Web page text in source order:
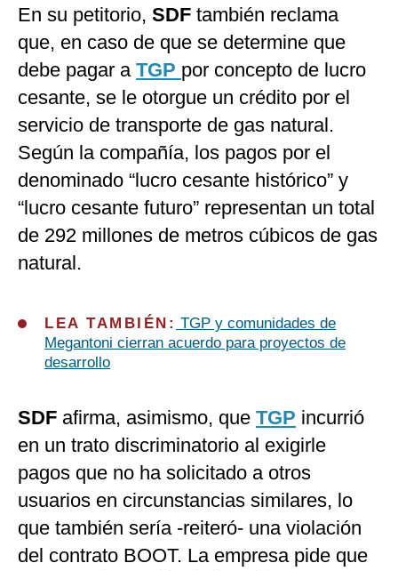
En su petitorio, SDF también reclama
que, en caso de que se determine que
debe pagar a TGP por concepto de lucro
cesante, se le otorgue un crédito por el
servicio de transporte de gas natural.
Según la compañía, los pagos por el
denominado “lucro cesante histórico” y
“lucro cesante futuro” representan un total
de 292 millones de metros cúbicos de gas
natural.
LEA TAMBIÉN: TGP y comunidades de
Megantoni cierran acuerdo para proyectos de
desarrollo
SDF afirma, asimismo, que TGP incurrió
en un trato discriminatorio al exigirle
pagos que no ha solicitado a otros
usuarios en circunstancias similares, lo
que también sería -reiteró- una violación
del contrato BOOT. La empresa pide que